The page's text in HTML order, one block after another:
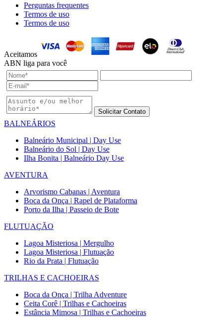
Perguntas frequentes
Termos de uso
Termos de uso
Aceitamos
ABN liga para você
Solicitar Contato
BALNEÁRIOS
Balneário Municipal | Day Use
Balneário do Sol | Day Use
Ilha Bonita | Balneário Day Use
AVENTURA
Arvorismo Cabanas | Aventura
Boca da Onça | Rapel de Plataforma
Porto da Ilha | Passeio de Bote
FLUTUAÇÃO
Lagoa Misteriosa | Mergulho
Lagoa Misteriosa | Flutuação
Rio da Prata | Flutuação
TRILHAS E CACHOEIRAS
Boca da Onça | Trilha Adventure
Ceita Corê | Trilhas e Cachoeiras
Estância Mimosa | Trilhas e Cachoeiras